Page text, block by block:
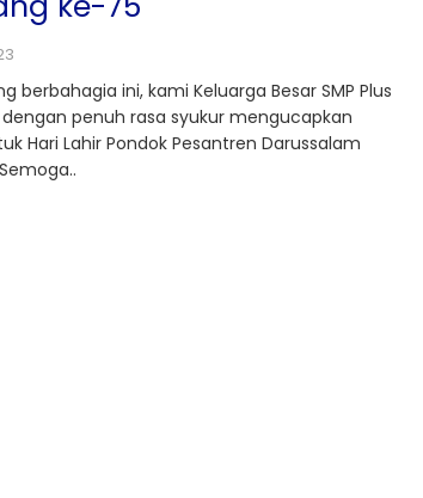
berbahagia ini, kami Keluarga Besar SMP Plus
penuh rasa syukur mengucapkan
Hari Lahir Pondok Pesantren Darussalam